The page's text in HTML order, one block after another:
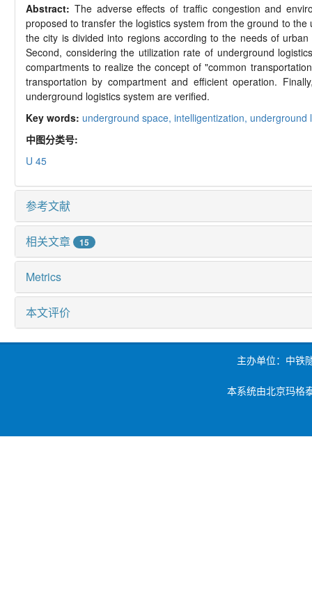
Abstract: The adverse effects of traffic congestion and
proposed to transfer the logistics system from the ground to
the city is divided into regions according to the needs of
Second, considering the utilization rate of underground
compartments to realize the concept of "common
transportation by compartment and efficient operation.
underground logistics system are verified.
Key words: underground space, intelligentization, underground
中图分类号:
U 45
参考文献
相关文章 15
Metrics
本文评价
主办单位：中铁
本系统由北京玛格